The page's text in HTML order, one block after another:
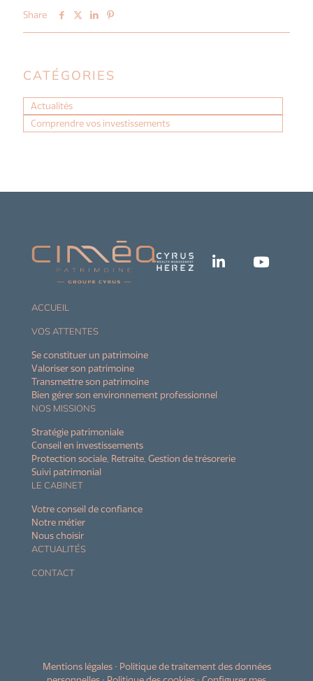
Share
CATÉGORIES
Actualités
Comprendre vos investissements
ACCUEIL
VOS ATTENTES
Se constituer un patrimoine
Valoriser son patrimoine
Transmettre son patrimoine
Bien gérer son environnement professionnel
NOS MISSIONS
Stratégie patrimoniale
Conseil en investissements
Protection sociale, Retraite, Gestion de trésorerie
Suivi patrimonial
LE CABINET
Votre conseil de confiance
Notre métier
Nous choisir
ACTUALITÉS
CONTACT
Mentions légales• Politique de traitement des données